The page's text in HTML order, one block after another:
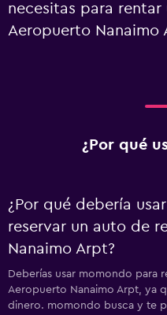
necesitas para rentar
Aeropuerto Nanaimo
¿Por qué
¿Por qué debería
reservar un auto de
Nanaimo Arpt?
Deberías usar momondo para
Aeropuerto Nanaimo Arpt, ya
dinero. momondo busca y te